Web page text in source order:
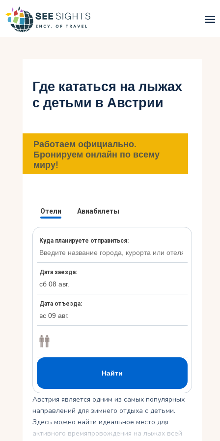
Горящие туры
Типы Туров
Инфо
Блог
Где кататься на лыжах
с детьми в Австрии
Работаем официально.
Бронируем онлайн по всему
миру!
Австрия является одним из самых популярных
направлений для зимнего отдыха с детьми.
Здесь можно найти идеальное место для
активного времяпровождения на лыжах всей